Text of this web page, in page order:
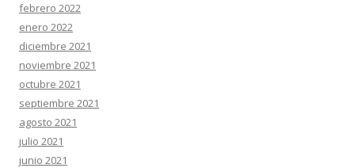
febrero 2022
enero 2022
diciembre 2021
noviembre 2021
octubre 2021
septiembre 2021
agosto 2021
julio 2021
junio 2021